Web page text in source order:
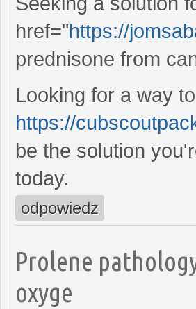
href="https://
prednisone from
Looking for a way
https://
be the solution
today.
odpowiedz
Prolene
oxyge